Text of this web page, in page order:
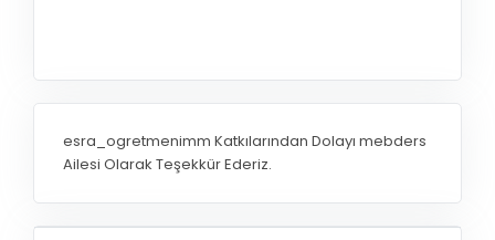
esra_ogretmenimm Katkılarından Dolayı mebders
Ailesi Olarak Teşekkür Ederiz.